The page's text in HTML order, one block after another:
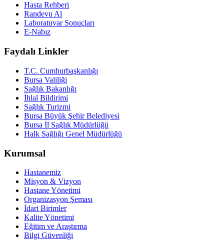
Hasta Rehberi
Randevu Al
Laboratuvar Sonuçları
E-Nabız
Faydalı Linkler
T.C. Cumhurbaşkanlığı
Bursa Valiliği
Sağlık Bakanlığı
İhlal Bildirimi
Sağlık Turizmi
Bursa Büyük Şehir Belediyesi
Bursa İl Sağlık Müdürlüğü
Halk Sağlığı Genel Müdürlüğü
Kurumsal
Hastanemiz
Misyon & Vizyon
Hastane Yönetimi
Organizasyon Şeması
İdari Birimler
Kalite Yönetimi
Eğitim ve Araştırma
Bilgi Güvenliği